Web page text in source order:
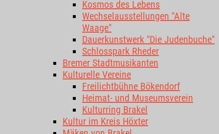
Kosmos des Lebens
Wechselausstellungen "Alte
Waage"
Dauerkunstwerk "Die Judenbuche"
Schlosspark Rheder
Bremer Stadtmusikanten
Kulturelle Vereine
Freilichtbühne Bökendorf
Heimat- und Museumsverein
Kulturring Brakel
Kultur im Kreis Höxter